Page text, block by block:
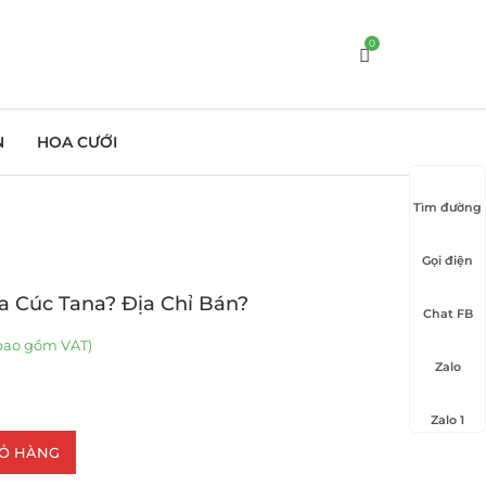
0
HOA CƯỚI
Cúc Tana? Địa Chỉ Bán?
gồm VAT)
HÀNG
Tìm đường
Gọi điện
Chat FB
Zalo
Zalo 1